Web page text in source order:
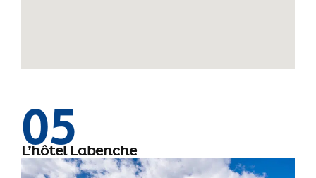
05
L’hôtel Labenche